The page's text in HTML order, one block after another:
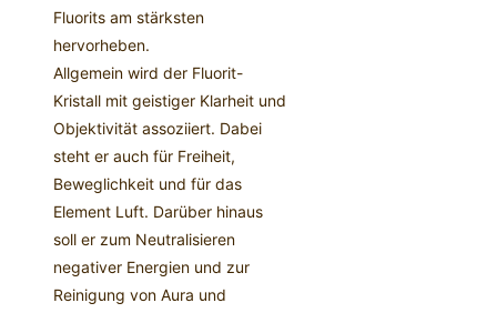
Fluorits am stärksten
hervorheben.
Allgemein wird der Fluorit-
Kristall mit geistiger Klarheit und
Objektivität assoziiert. Dabei
steht er auch für Freiheit,
Beweglichkeit und für das
Element Luft. Darüber hinaus
soll er zum Neutralisieren
negativer Energien und zur
Reinigung von Aura und